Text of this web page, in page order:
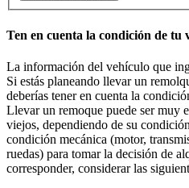
Ten en cuenta la condición de tu
La información del vehículo que
Si estás planeando llevar un
deberías tener en cuenta la
Llevar un remoque puede ser muy
viejos, dependiendo de su
condición mecánica (motor,
ruedas) para tomar la decisión de
corresponder, considerar las